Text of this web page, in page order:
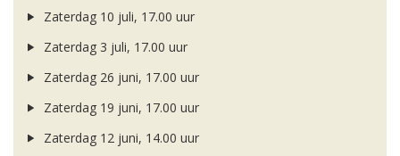
Zaterdag 10 juli, 17.00 uur
Zaterdag 3 juli, 17.00 uur
Zaterdag 26 juni, 17.00 uur
Zaterdag 19 juni, 17.00 uur
Zaterdag 12 juni, 14.00 uur